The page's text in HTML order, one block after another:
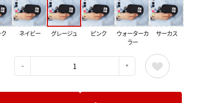
ネイビー グレージュ ピンク
ウォーターカ
ラー
サーカス